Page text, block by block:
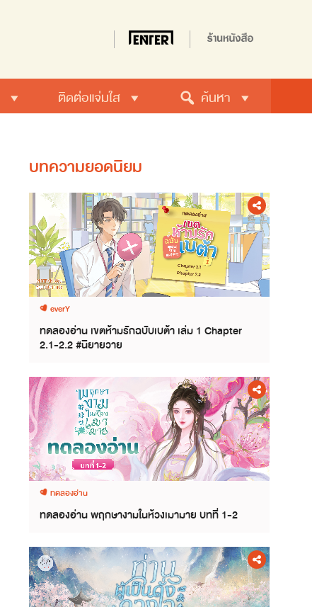
ติดต่อแจ่มใส ค้นหา
บทความยอดนิยม
everY
ทดลองอ่าน เขตห้ามรักฉบับเบต้า เล่ม 1 Chapter
2.1-2.2 #นิยายวาย
ทดลองอ่าน
ทดลองอ่าน พฤกษางามในห้วงเมามาย บทที่ 1-2